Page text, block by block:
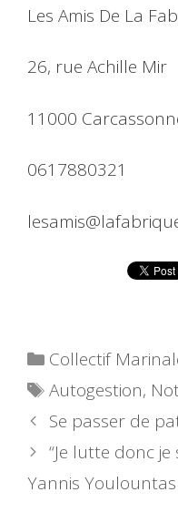
Les Amis De La
26, rue Achille Mir
11000
0617880321
Catégories
Collectif
Étiquettes
Autogestion,
Se passer de
“Je lutte donc
Yannis Youlountas